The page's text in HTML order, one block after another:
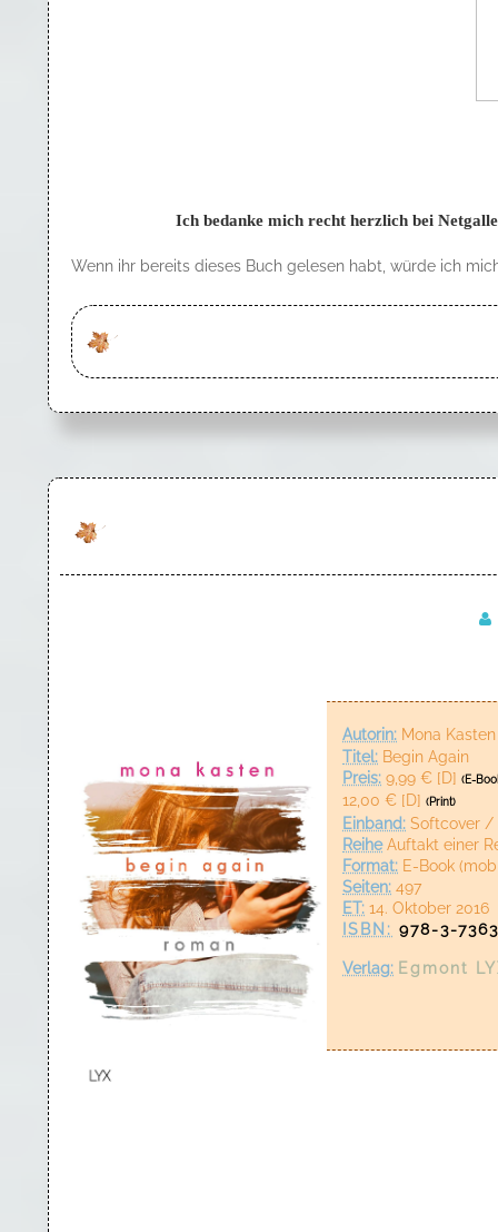
Ich bedanke mich recht herzlich bei
Wenn ihr bereits dieses Buch gelesen habt, würde ich
Autorin: Mona Kasten
Titel: Begin Again
Preis: 9,99 € [D] (E-
12,00 € [D] (Print)
Einband: Softcover /
Reihe Auftakt einer
Format: E-Book
Seiten: 497
ET: 14. Oktober 2016
ISBN: 978-3-
Verlag: Egmont